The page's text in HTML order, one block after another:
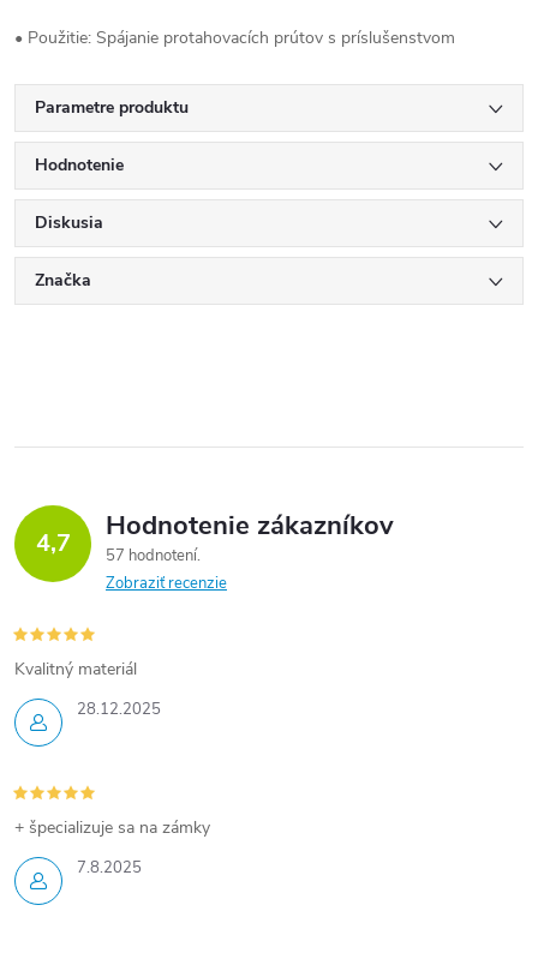
• Použitie: Spájanie protahovacích prútov s príslušenstvom
Parametre produktu
Hodnotenie
Diskusia
Značka
4,7 Hodnotenie zákazníkov
57 hodnotení
Zobraziť recenzie
28.12.2025
Kvalitný materiál
7.8.2025
+ špecializuje sa na zámky